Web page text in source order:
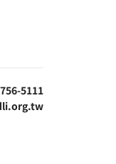
5111